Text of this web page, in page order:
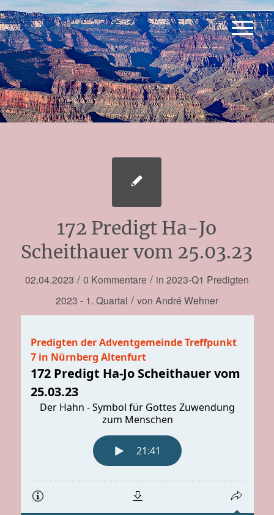
172 Predigt Ha-Jo
Scheithauer vom 25.03.23
02.04.2023 / 0 Kommentare / in 2023-Q1 Predigten
2023 - 1. Quartal / von André Wehner